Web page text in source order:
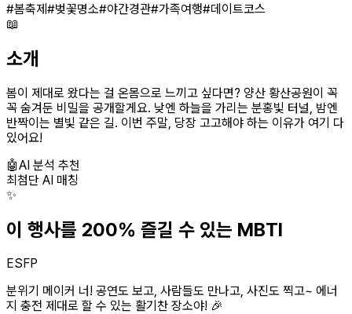
#봄축제#벚꽃명소#야간경관#가족여행#데이트코스
📖
소개
봄이 제대로 왔다는 걸 온몸으로 느끼고 싶다면? 양산 황산공원이 꼭
꼭 숨겨둔 비밀을 공개할게요. 낮엔 하늘을 가리는 분홍빛 터널, 밤엔
반짝이는 별빛 같은 길. 이번 주말, 당장 고고해야 하는 이유가 여기 다
있어요!
🤖AI 분석 추천
최첨단 AI 매칭
✨
이 행사를 200% 즐길 수 있는 MBTI
ESFP
분위기 메이커 너! 공연도 보고, 사람들도 만나고, 사진도 찍고~ 에너
지 충전 제대로 할 수 있는 활기찬 장소야! 🎉